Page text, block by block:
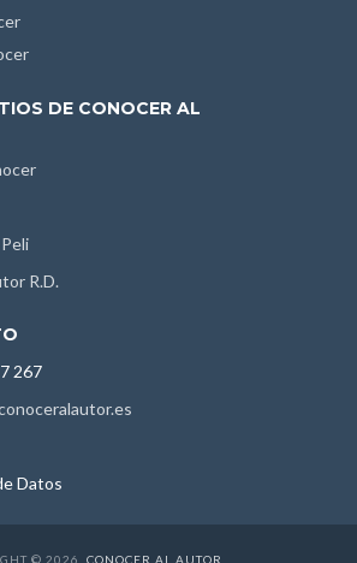
DE CONOCER AL
R.D.
267
Datos
© 2026. CONOCER AL AUTOR